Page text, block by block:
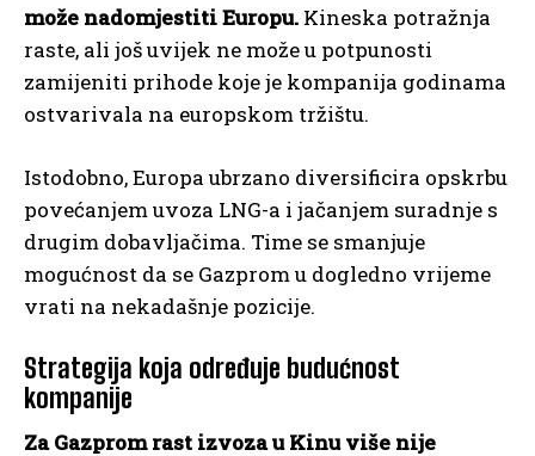
može nadomjestiti Europu. Kineska potražnja
raste, ali još uvijek ne može u potpunosti
zamijeniti prihode koje je kompanija godinama
ostvarivala na europskom tržištu.
Istodobno, Europa ubrzano diversificira opskrbu
povećanjem uvoza LNG-a i jačanjem suradnje s
drugim dobavljačima. Time se smanjuje
mogućnost da se Gazprom u dogledno vrijeme
vrati na nekadašnje pozicije.
Strategija koja određuje budućnost
kompanije
Za Gazprom rast izvoza u Kinu više nije